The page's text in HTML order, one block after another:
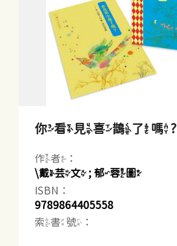
你看見喜鵲了嗎?
作者：
\戴芸文 ; 郁蓉圖
ISBN：
9789864405558
索書號：